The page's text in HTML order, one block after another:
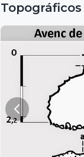
Topográficos